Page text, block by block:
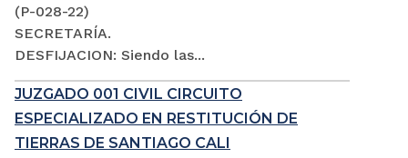
(P-028-22)
SECRETARÍA.
DESFIJACION: Siendo las...
JUZGADO 001 CIVIL CIRCUITO
ESPECIALIZADO EN RESTITUCIÓN DE
TIERRAS DE SANTIAGO CALI